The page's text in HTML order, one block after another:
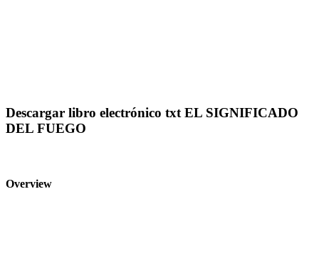
Descargar libro electrónico txt EL SIGNIFICADO
DEL FUEGO
Overview